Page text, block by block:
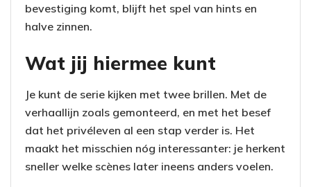
bevestiging komt, blijft het spel van hints en
halve zinnen.
Wat jij hiermee kunt
Je kunt de serie kijken met twee brillen. Met de
verhaallijn zoals gemonteerd, en met het besef
dat het privéleven al een stap verder is. Het
maakt het misschien nóg interessanter: je herkent
sneller welke scènes later ineens anders voelen.